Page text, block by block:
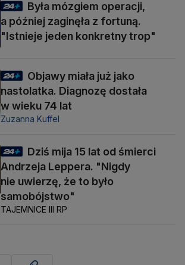
Była mózgiem operacji,
a później zaginęła z fortuną.
"Istnieje jeden konkretny trop"
Objawy miała już jako
nastolatka. Diagnozę dostała
w wieku 74 lat
Zuzanna Kuffel
Dziś mija 15 lat od śmierci
Andrzeja Leppera. "Nigdy
nie uwierzę, że to było
samobójstwo"
TAJEMNICE III RP